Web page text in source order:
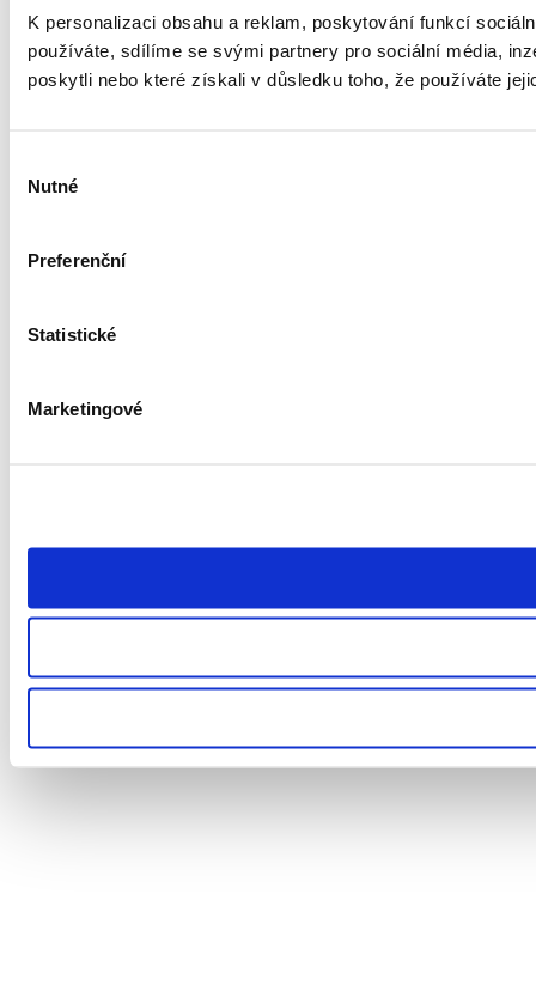
K personalizaci obsahu a reklam, poskytování funkcí
používáte, sdílíme se svými partnery pro sociální média,
poskytli nebo které získali v důsledku toho, že používáte
souhlasu
Nutné
Preferenční
Statistické
Marketingové